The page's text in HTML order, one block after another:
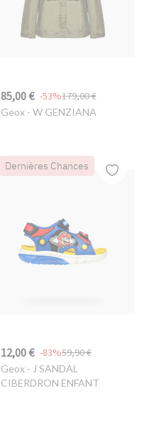
85,00 € 179,00 €
-53%
Geox- W GENZIANA
Dernières Chances
12,00 € 59,90 €
-83%
Geox- J SANDAL
CIBERDRON ENFANT